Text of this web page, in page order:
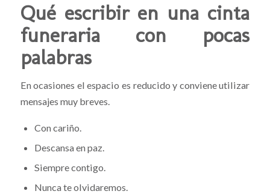
Qué escribir en una cinta
funeraria con pocas
palabras
En ocasiones el espacio es reducido y conviene utilizar
mensajes muy breves.
Con cariño.
Descansa en paz.
Siempre contigo.
Nunca te olvidaremos.